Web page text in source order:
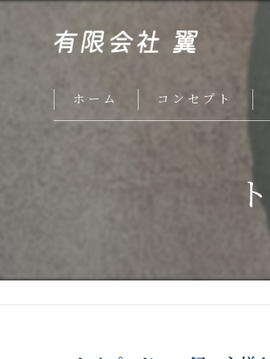
ホーム コンセプト